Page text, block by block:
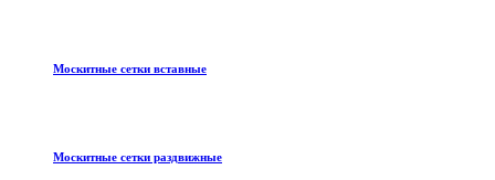
Москитные сетки вставные
Москитные сетки раздвижные